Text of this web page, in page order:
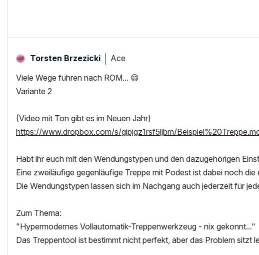
Torsten Brzezicki Ace
Viele Wege führen nach ROM... 😄
Variante 2
(Video mit Ton gibt es im Neuen Jahr)
https://www.dropbox.com/s/gipjgz1rsf5ljbm/
Habt ihr euch mit den Wendungstypen und den dazugehörigen
Eine zweiläufige gegenläufige Treppe mit Podest ist dabei noch die
Die Wendungstypen lassen sich im Nachgang auch jederzeit für
Zum Thema:
"Hypermodernes Vollautomatik-Treppenwerkzeug - nix gekonnt..."
Das Treppentool ist bestimmt nicht perfekt, aber das Problem sitzt